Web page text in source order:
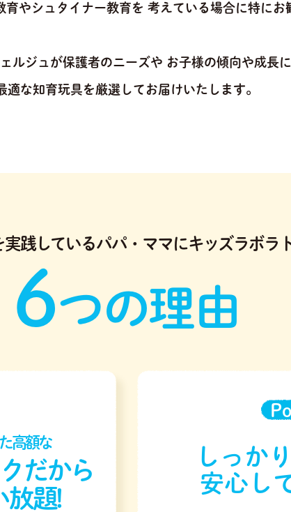
育やシュタイナー教育を 考えている場合に特にお
ルジュが保護者のニーズや お子様の傾向や成長
適な知育玩具を厳選してお届けいたします。
践しているパパ・ママにキッズラボラ
6つの理由
高額な
だから
放題!
しっか
安心し